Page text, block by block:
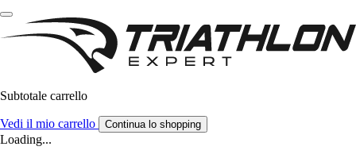
Subtotale carrello
Vedi il mio carrello Continua lo shopping
Loading...